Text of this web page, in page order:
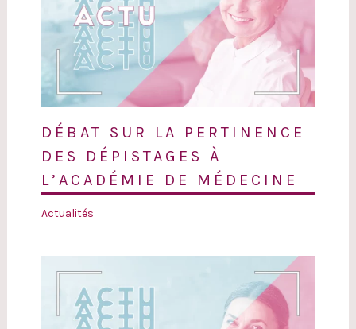
DÉBAT SUR LA PERTINENCE
DES DÉPISTAGES À
L’ACADÉMIE DE MÉDECINE
Actualités